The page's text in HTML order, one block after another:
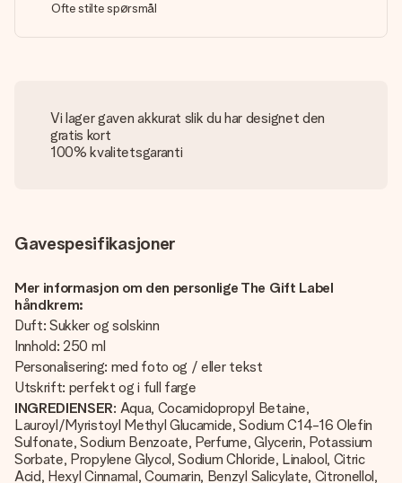
Ofte stilte spørsmål
Vi lager gaven akkurat slik du har designet den
gratis kort
100% kvalitetsgaranti
Gavespesifikasjoner
Mer informasjon om den personlige The Gift Label
håndkrem:
Duft: Sukker og solskinn
Innhold: 250 ml
Personalisering: med foto og / eller tekst
Utskrift: perfekt og i full farge
INGREDIENSER: Aqua, Cocamidopropyl Betaine,
Lauroyl/Myristoyl Methyl Glucamide, Sodium C14-16 Olefin
Sulfonate, Sodium Benzoate, Perfume, Glycerin, Potassium
Sorbate, Propylene Glycol, Sodium Chloride, Linalool, Citric
Acid, Hexyl Cinnamal, Coumarin, Benzyl Salicylate, Citronellol,